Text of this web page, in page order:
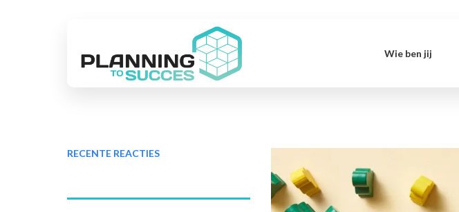
Wie ben jij
RECENTE REACTIES